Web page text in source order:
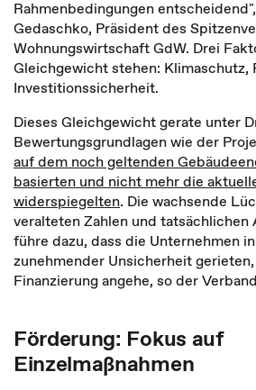
Rahmenbedingungen
Gedaschko, Präsident des
Wohnungswirtschaft GdW. Drei
Gleichgewicht stehen: Klimaschutz,
Investitionssicherheit.
Dieses Gleichgewicht gerate unter
Bewertungsgrundlagen wie der
auf dem noch geltenden
basierten und nicht mehr die
widerspiegelten. Die wachsende
veralteten Zahlen und tatsächlichen
führe dazu, dass die Unternehmen
zunehmender Unsicherheit
Finanzierung angehe, so der
Förderung: Fokus auf
Einzelmaßnahmen